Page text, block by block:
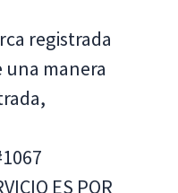
registrada
una manera
ES POR